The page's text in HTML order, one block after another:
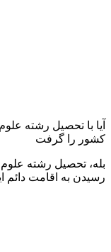
آیا با تحصیل رشته
کشور را گرفت
بله، تحصیل رشته علوم
رسیدن به اقامت دائم